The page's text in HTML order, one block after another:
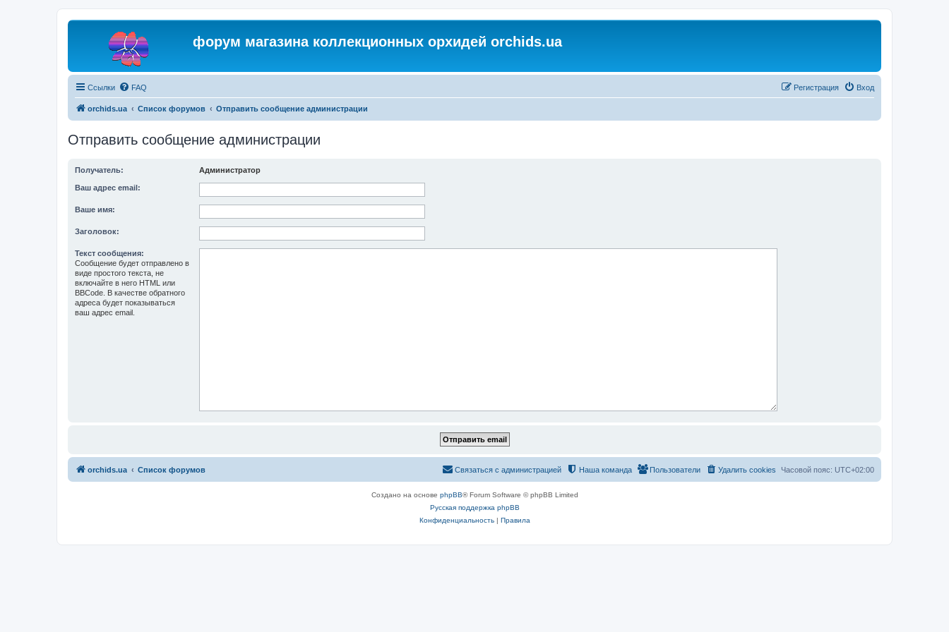
форум магазина коллекционных орхидей orchids.ua
Ссылки FAQ Вход
Регистрация
orchids.ua Список форумов Отправить сообщение администрации
Отправить сообщение администрации
Получатель: Администратор
Ваш адрес email:
Ваше имя:
Заголовок:
Текст сообщения:
Сообщение будет отправлено в
виде простого текста, не
включайте в него HTML или
BBCode. В качестве обратного
адреса будет показываться
ваш адрес email.
orchids.ua Список форумов Часовой пояс: UTC+02:00
Удалить cookies
Пользователи
Наша команда
Связаться с администрацией
Создано на основе phpBB® Forum Software © phpBB Limited
Русская поддержка phpBB
Конфиденциальность| Правила